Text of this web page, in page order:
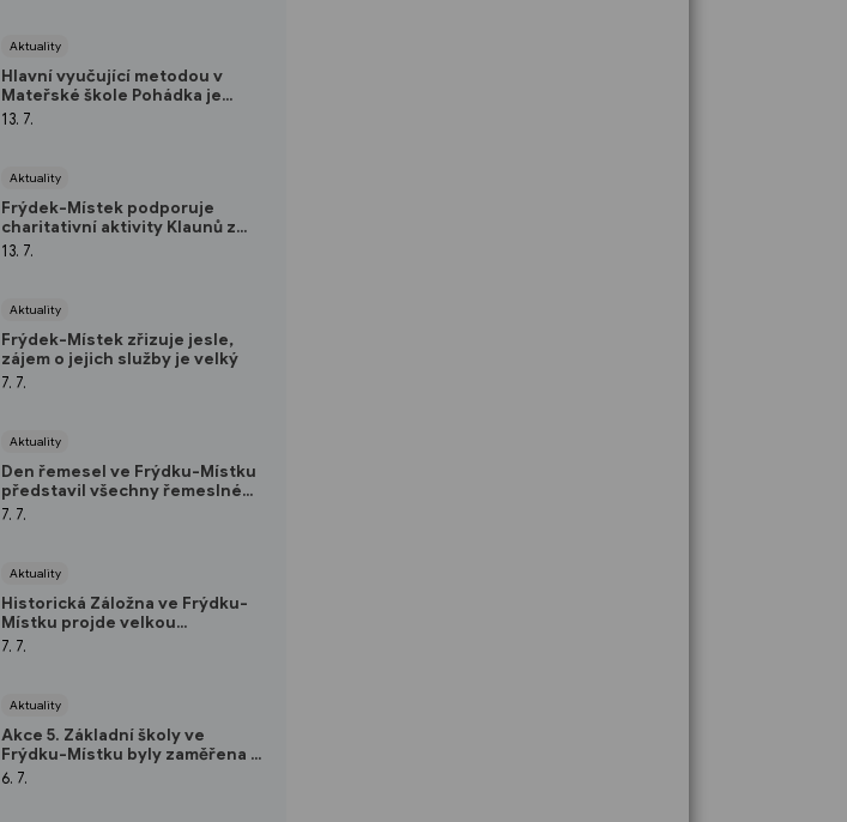
Aktuality
Hlavní vyučující metodou v
Mateřské škole Pohádka je
smyslohraní
13. 7.
Aktuality
Frýdek-Místek podporuje
charitativní aktivity Klaunů z
Balónkova
13. 7.
Aktuality
Frýdek-Místek zřizuje jesle,
zájem o jejich služby je velký
7. 7.
Aktuality
Den řemesel ve Frýdku-Místku
představil všechny řemeslné
obory na střední škole
7. 7.
Aktuality
Historická Záložna ve Frýdku-
Místku projde velkou
rekonstrukcí
7. 7.
Aktuality
Akce 5. Základní školy ve
Frýdku-Místku byly zaměřena na
prevenci
6. 7.